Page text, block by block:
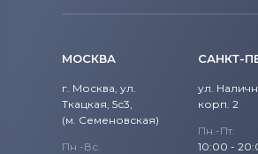
Вентиляторы (кулеры)iRu
Вентиляторы (кулеры)
Вентиляторы (кулеры)
VAIO VPC-EB Series
VAIO VPC-EE Series
VAIO VPC-EF Series
МОСКВА
г. Москва, ул.
Ткацкая, 5с3,
(м. Семеновская)
Пн.-Вс.
САНКТ-
ул.
корп. 2
Пн.-Пт.
10:00 -